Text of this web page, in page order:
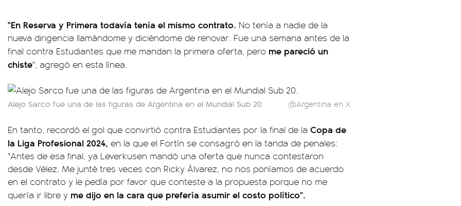
"En Reserva y Primera todavía tenía el mismo contrato. No tenía a nadie de la
nueva dirigencia llamándome y diciéndome de renovar. Fue una semana antes de la
final contra Estudiantes que me mandan la primera oferta, pero me pareció un
chiste", agregó en esta línea.
Alejo Sarco fue una de las figuras de Argentina en el Mundial Sub 20. @Argentina en X
En tanto, recordó el gol que convirtió contra Estudiantes por la final de la Copa de
la Liga Profesional 2024, en la que el Fortín se consagró en la tanda de penales:
"Antes de esa final, ya Leverkusen mandó una oferta que nunca contestaron
desde Vélez. Me junté tres veces con Ricky Álvarez, no nos poníamos de acuerdo
en el contrato y le pedía por favor que conteste a la propuesta porque no me
quería ir libre y me dijo en la cara que prefería asumir el costo político".